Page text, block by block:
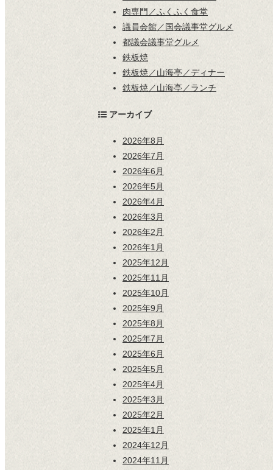
肉専門／ふくふく食堂
議員会館／国会議事堂グルメ
都議会議事堂グルメ
鉄板焼
鉄板焼／山海亭／ディナー
鉄板焼／山海亭／ランチ
アーカイブ
2026年8月
2026年7月
2026年6月
2026年5月
2026年4月
2026年3月
2026年2月
2026年1月
2025年12月
2025年11月
2025年10月
2025年9月
2025年8月
2025年7月
2025年6月
2025年5月
2025年4月
2025年3月
2025年2月
2025年1月
2024年12月
2024年11月